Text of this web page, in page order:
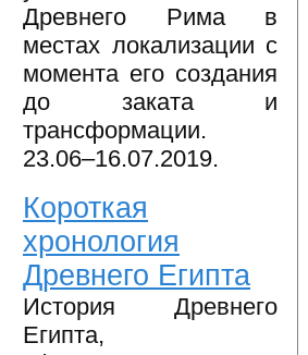
Древнего Рима в
местах локализации с
момента его создания
до заката и
трансформации.
23.06–16.07.2019.
Короткая
хронология
Древнего Египта
История Древнего
Египта,